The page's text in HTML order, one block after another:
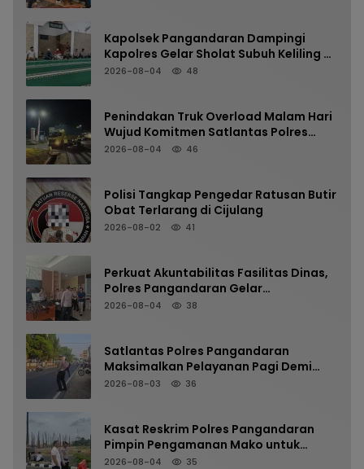
Kapolsek Pangandaran Dampingi
Kapolres Gelar Sholat Subuh Keliling di
Masjid Jami Al-Furqon, Pererat
2026-08-04 48
Penindakan Truk Overload Malam Hari
Wujud Komitmen Satlantas Polres
Pangandaran Menjaga Keselamatan
2026-08-04 46
Polisi Tangkap Pengedar Ratusan Butir
Obat Terlarang di Cijulang
2026-08-02 41
Perkuat Akuntabilitas Fasilitas Dinas,
Polres Pangandaran Gelar
Pemeriksaan Senpi Berkala
2026-08-04 38
Satlantas Polres Pangandaran
Maksimalkan Pelayanan Pagi Demi
Kelancaran Arus Kendaraan
2026-08-03 36
Kasat Reskrim Polres Pangandaran
Pimpin Pengamanan Mako untuk
Perkuat Kesiapsiagaan Personel
2026-08-04 35